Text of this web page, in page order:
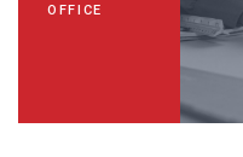
OFFICE